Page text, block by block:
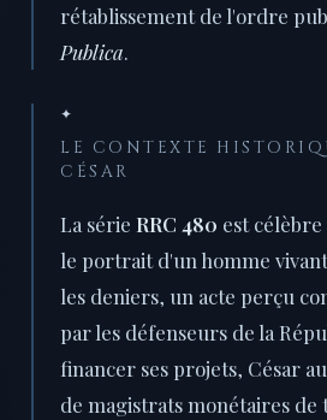
rétablissement de l'ordre
Publica.
✦
LE CONTEXTE
CÉSAR
La série RRC 480 est
le portrait d'un homme
les deniers, un acte perçu
par les défenseurs de la
financer ses projets, César
de magistrats monétaires de